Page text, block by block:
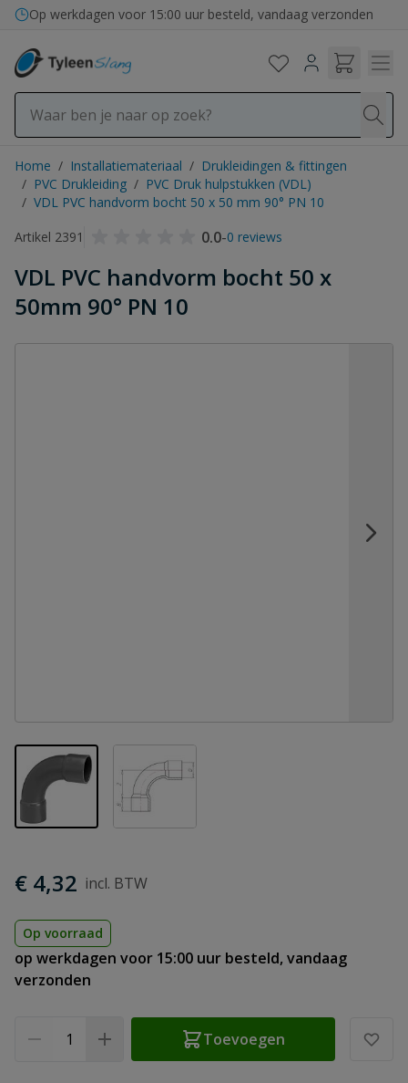
Ga naar de inhoud
Op werkdagen voor 15:00 uur besteld, vandaag verzonden
Home / Installatiemateriaal / Drukleidingen & fittingen
/ PVC Drukleiding / PVC Druk hulpstukken (VDL)
/ VDL PVC handvorm bocht 50 x 50 mm 90° PN 10
Artikel 2391
0.0-0 reviews
VDL PVC handvorm bocht 50 x
50mm 90° PN 10
View larger imageView larger image
€ 4,32
Op voorraad
op werkdagen voor 15:00 uur besteld, vandaag
verzonden
Toevoegen